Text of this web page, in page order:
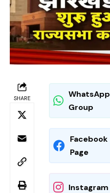
SHARE
WhatsApp
Group
Facebook
Page
Instagram